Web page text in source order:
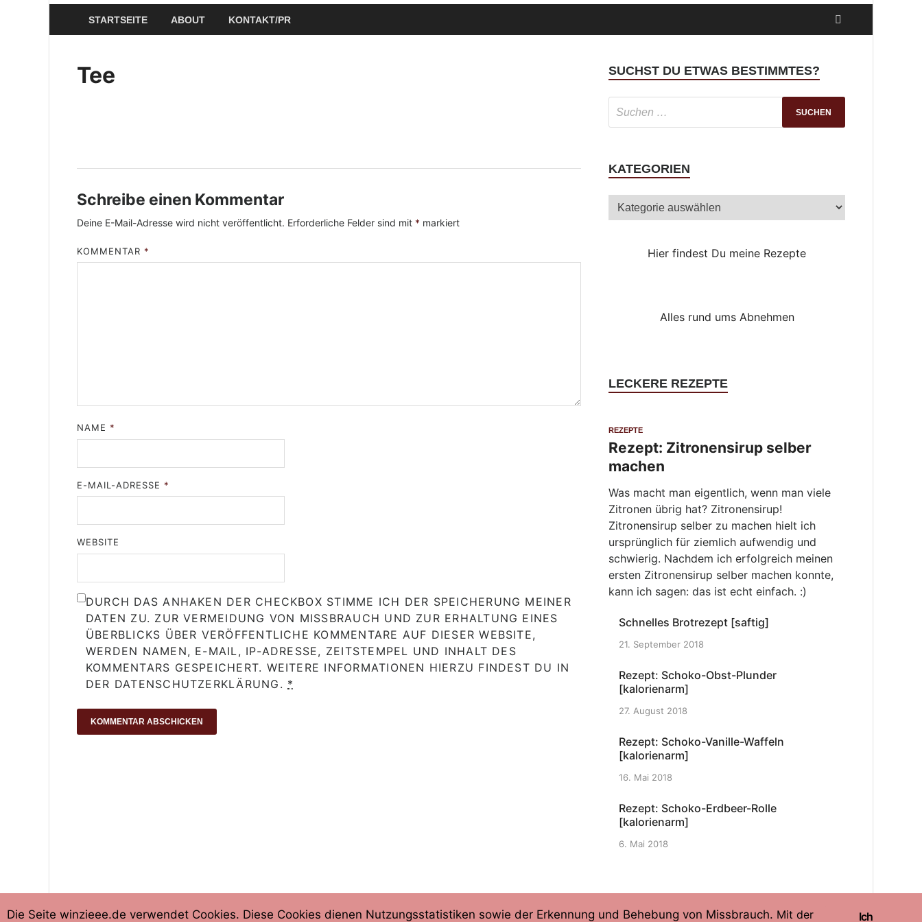
STARTSEITE ABOUT KONTAKT/PR
Tee
Schreibe einen Kommentar
Deine E-Mail-Adresse wird nicht veröffentlicht. Erforderliche Felder sind mit * markiert
KOMMENTAR *
NAME *
E-MAIL-ADRESSE *
WEBSITE
DURCH DAS ANHAKEN DER CHECKBOX STIMME ICH DER SPEICHERUNG MEINER
DATEN ZU. ZUR VERMEIDUNG VON MISSBRAUCH UND ZUR ERHALTUNG EINES
ÜBERBLICKS ÜBER VERÖFFENTLICHE KOMMENTARE AUF DIESER WEBSITE,
WERDEN NAMEN, E-MAIL, IP-ADRESSE, ZEITSTEMPEL UND INHALT DES
KOMMENTARS GESPEICHERT. WEITERE INFORMATIONEN HIERZU FINDEST DU IN
DER DATENSCHUTZERKLÄRUNG. *
SUCHST DU ETWAS BESTIMMTES?
KATEGORIEN
Hier findest Du meine Rezepte
Alles rund ums Abnehmen
LECKERE REZEPTE
REZEPTE
Rezept: Zitronensirup selber
machen
Was macht man eigentlich, wenn man viele
Zitronen übrig hat? Zitronensirup!
Zitronensirup selber zu machen hielt ich
ursprünglich für ziemlich aufwendig und
schwierig. Nachdem ich erfolgreich meinen
ersten Zitronensirup selber machen konnte,
kann ich sagen: das ist echt einfach. :)
Schnelles Brotrezept [saftig]
21. September 2018
Rezept: Schoko-Obst-Plunder
[kalorienarm]
27. August 2018
Rezept: Schoko-Vanille-Waffeln
[kalorienarm]
16. Mai 2018
Rezept: Schoko-Erdbeer-Rolle
[kalorienarm]
6. Mai 2018
Ich
Die Seite winzieee.de verwendet Cookies. Diese Cookies dienen Nutzungsstatistiken sowie der Erkennung und Behebung von Missbrauch. Mit der